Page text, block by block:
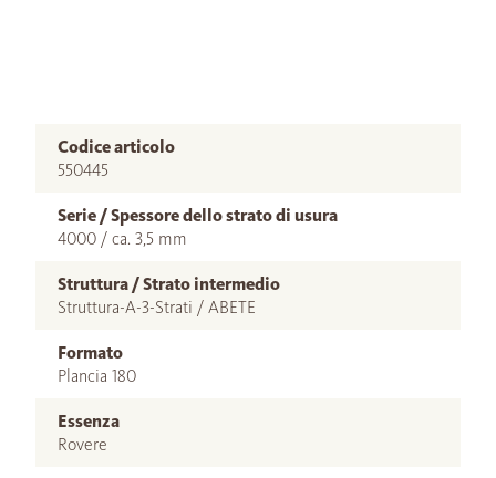
Codice articolo
550445
Serie / Spessore dello strato di usura
4000 / ca. 3,5 mm
Struttura / Strato intermedio
Struttura-A-3-Strati / ABETE
Formato
Plancia 180
Essenza
Rovere